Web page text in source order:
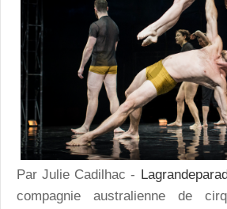
Par Julie Cadilhac -
compagnie australienne de